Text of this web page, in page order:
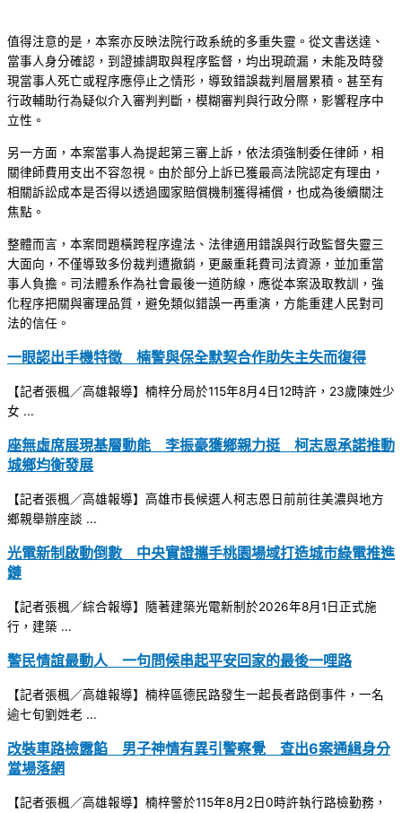
值得注意的是，本案亦反映法院行政系統的多重失靈。從文書送達、
當事人身分確認，到證據調取與程序監督，均出現疏漏，未能及時發
現當事人死亡或程序應停止之情形，導致錯誤裁判層層累積。甚至有
行政輔助行為疑似介入審判判斷，模糊審判與行政分際，影響程序中
立性。
另一方面，本案當事人為提起第三審上訴，依法須強制委任律師，相
關律師費用支出不容忽視。由於部分上訴已獲最高法院認定有理由，
相關訴訟成本是否得以透過國家賠償機制獲得補償，也成為後續關注
焦點。
整體而言，本案問題橫跨程序違法、法律適用錯誤與行政監督失靈三
大面向，不僅導致多份裁判遭撤銷，更嚴重耗費司法資源，並加重當
事人負擔。司法體系作為社會最後一道防線，應從本案汲取教訓，強
化程序把關與審理品質，避免類似錯誤一再重演，方能重建人民對司
法的信任。
一眼認出手機特徵 楠警與保全默契合作助失主失而復得
【記者張楓／高雄報導】楠梓分局於115年8月4日12時許，23歲陳姓少
女 ...
座無虛席展現基層動能 李振豪獲鄉親力挺 柯志恩承諾推動
城鄉均衡發展
【記者張楓／高雄報導】高雄市長候選人柯志恩日前前往美濃與地方
鄉親舉辦座談 ...
光電新制啟動倒數 中央實證攜手桃園場域打造城市綠電推進
鏈
【記者張楓／綜合報導】隨著建築光電新制於2026年8月1日正式施
行，建築 ...
警民情誼最動人 一句問候串起平安回家的最後一哩路
【記者張楓／高雄報導】楠梓區德民路發生一起長者路倒事件，一名
逾七旬劉姓老 ...
改裝車路檢露餡 男子神情有異引警察覺 查出6案通緝身分
當場落網
【記者張楓／高雄報導】楠梓警於115年8月2日0時許執行路檢勤務，